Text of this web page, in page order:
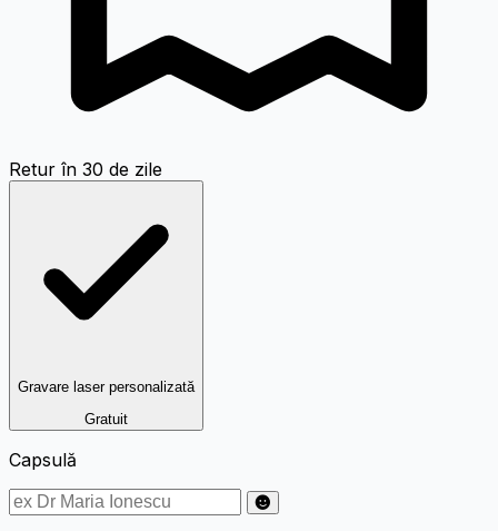
Retur în 30 de zile
Gravare laser personalizată
Gratuit
Capsulă